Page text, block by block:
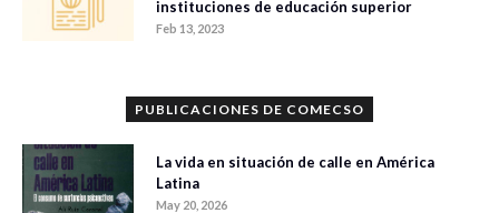
instituciones de educación superior
Feb 13, 2023
PUBLICACIONES DE COMECSO
La vida en situación de calle en América
Latina
May 20, 2026